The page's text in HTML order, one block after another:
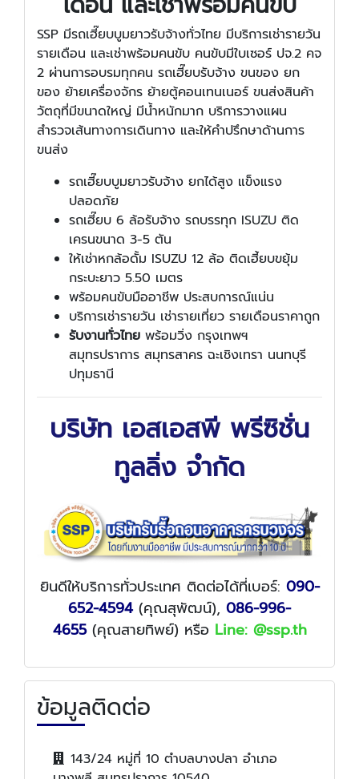
SSP มีรถเฮี๊ยบบูมยาวรับจ้างทั่วไทย มีบริการเช่ารายวัน
รายเดือน และเช่าพร้อมคนขับ คนขับมีใบเซอร์ ปจ.2 คจ
2 ผ่านการอบรมทุกคน รถเฮี๊ยบรับจ้าง ขนของ ยก
ของ ย้ายเครื่องจักร ย้ายตู้คอนเทนเนอร์ ขนส่งสินค้า
วัตถุที่มีขนาดใหญ่ มีน้ำหนักมาก บริการวางแผน
สำรวจเส้นทางการเดินทาง และให้คำปรึกษาด้านการ
ขนส่ง
รถเฮี๊ยบบูมยาวรับจ้าง ยกได้สูง แข็งแรง
ปลอดภัย
รถเฮี๊ยบ 6 ล้อรับจ้าง รถบรรทุก ISUZU ติด
เครนขนาด 3-5 ตัน
ให้เช่าหกล้อดั้ม ISUZU 12 ล้อ ติดเฮี้ยบขยุ้ม
กระบะยาว 5.50 เมตร
พร้อมคนขับมืออาชีพ ประสบการณ์แน่น
บริการเช่ารายวัน เช่ารายเที่ยว รายเดือนราคาถูก
รับงานทั่วไทย พร้อมวิ่ง กรุงเทพฯ
สมุทรปราการ สมุทรสาคร ฉะเชิงเทรา นนทบุรี
ปทุมธานี
บริษัท เอสเอสพี พรีซิชั่น
ทูลลิ่ง จำกัด
ยินดีให้บริการทั่วประเทศ ติดต่อได้ที่เบอร์: 090-
652-4594 (คุณสุพัฒน์), 086-996-
4655 (คุณสายทิพย์) หรือ Line: @ssp.th
ข้อมูลติดต่อ
143/24 หมู่ที่ 10 ตำบลบางปลา อำเภอ